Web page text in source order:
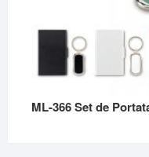
ML-366 Set de